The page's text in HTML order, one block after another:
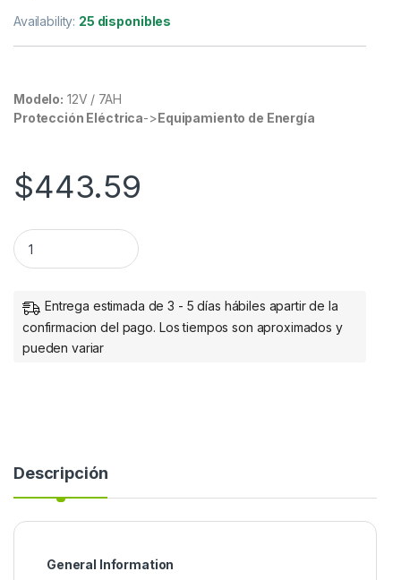
Availability: 25 disponibles
Modelo: 12V / 7AH
Protección Eléctrica->Equipamiento de Energía
$443.59
Batería de Reemplazo VICA - 12V PARA TODO TIPO DE
Entrega estimada de 3 - 5 días hábiles apartir de la
confirmacion del pago. Los tiempos son aproximados y
pueden variar
Descripción
General Information